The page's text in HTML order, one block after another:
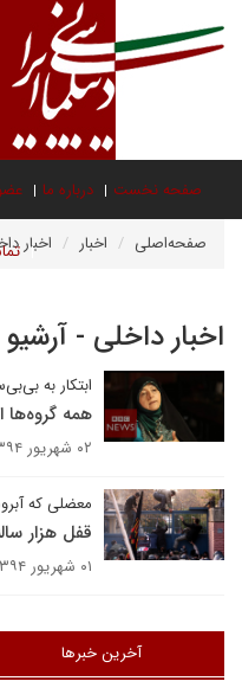
صفحه نخست درباره ما
صفحه‌اصلی اخبار اخبار
اخبار داخلی - آرشیو
ابتکار به
همه گروه‌ها
۰۲ شهریور ۱۳۹۴
معضلی که
قفل هزار
۰۱ شهریور ۱۳۹۴
آخرین خبرها